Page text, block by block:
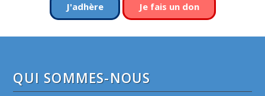
J'adhère Je fais un don
QUI SOMMES-NOUS